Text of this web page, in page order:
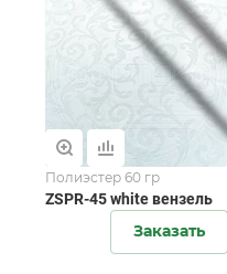
Полиэстер 60 гр
ZSPR-45 white вензель
Заказать